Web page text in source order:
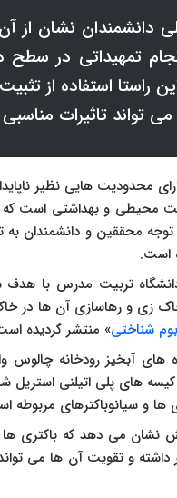
نشان از
تمهیداتی در سطح
راستا استفاده از
تواند تاثیرات
محدودیت هایی نظیر
محیطی و بهداشتی است که
محققین و دانشمندان
است.
تربیت مدرس با
زی و رهاسازی آن ها در
شناختی» منتشر گردیده
آبخیز رودخانه چالوس
های پلی اتیلنی استریل
و سیانوباکترهای مربوطه
نشان می دهد که باکتری
و تقویت آن ها می